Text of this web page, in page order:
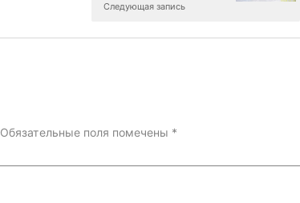
Следующая запись
Обязательные поля помечены *